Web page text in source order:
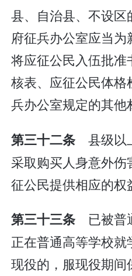
县、自治县、不设
府征兵办公室应当为
将应征公民入伍批
核表、应征公民体
兵办公室规定的其他
第三十二条 县级以
采取购买人身意外
征公民提供相应的权
第三十三条 已被普
正在普通高等学校
现役的，服现役期